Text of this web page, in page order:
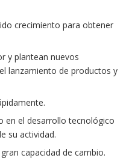
crecimiento para obtener
y plantean nuevos
lanzamiento de productos y
en el desarrollo tecnológico
su actividad.
capacidad de cambio.